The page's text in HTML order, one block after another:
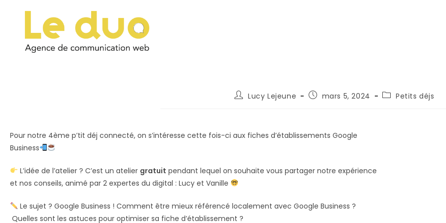
Lucy Lejeune mars 5, 2024 Petits déjs
Pour notre 4ème p’tit déj connecté, on s’intéresse cette fois-ci aux fiches d’établissements Google
Business
L’idée de l’atelier ? C’est un atelier gratuit pendant lequel on souhaite vous partager notre expérience
et nos conseils, animé par 2 expertes du digital : Lucy et Vanille
Le sujet ? Google Business ! Comment être mieux référencé localement avec Google Business ?
Quelles sont les astuces pour optimiser sa fiche d’établissement ?